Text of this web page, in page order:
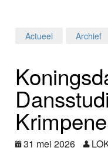
Home
Programma's
Nieuws
Actueel Archief
31 mei 2026